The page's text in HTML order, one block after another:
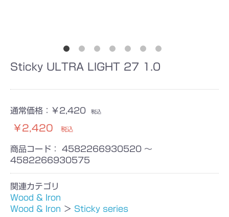
Sticky ULTRA LIGHT 27 1.0
通常価格： ￥2,420 税込
￥2,420 税込
商品コード： 4582266930520 ～
4582266930575
関連カテゴリ
Wood & Iron
Wood & Iron ＞ Sticky series